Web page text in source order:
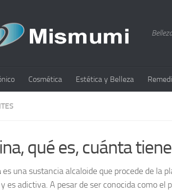
Cosmética Estética y Belleza
qué es, cuánta
es una sustancia alcaloide que procede de la
es adictiva. A pesar de ser conocida como